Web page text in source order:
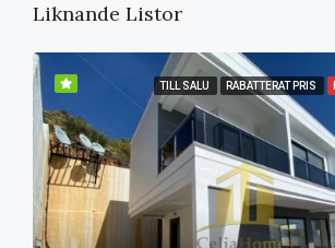
Liknande Listor
TILL SALU RABATTERAT PRIS